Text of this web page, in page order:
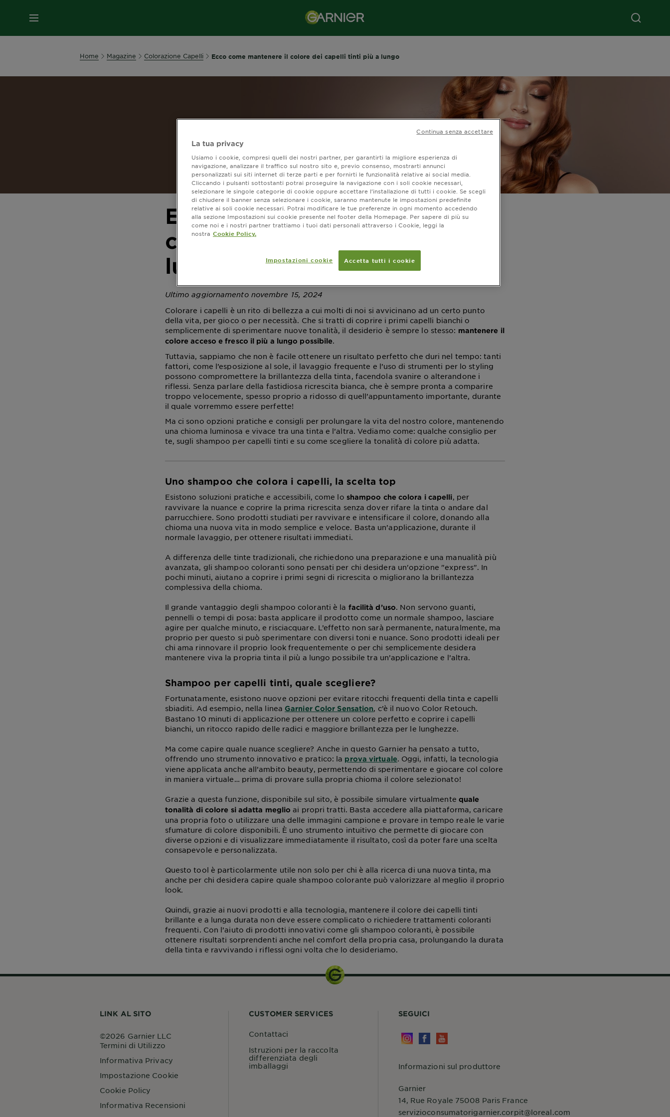
MENU
Home Magazine Colorazione Capelli Ecco come mantenere il colore dei capelli tinti più a lungo
Ecco come mantenere il
colore dei capelli tinti più a
lungo
Ultimo aggiornamento novembre 15, 2024
Colorare i capelli è un rito di bellezza a cui molti di noi si avvicinano ad un certo punto
della vita, per gioco o per necessità. Che si tratti di coprire i primi capelli bianchi o
semplicemente di sperimentare nuove tonalità, il desiderio è sempre lo stesso: mantenere il
colore acceso e fresco il più a lungo possibile.
Tuttavia, sappiamo che non è facile ottenere un risultato perfetto che duri nel tempo: tanti
fattori, come l’esposizione al sole, il lavaggio frequente e l’uso di strumenti per lo styling
possono compromettere la brillantezza della tinta, facendola svanire o alterandone i
riflessi. Senza parlare della fastidiosa ricrescita bianca, che è sempre pronta a comparire
troppo velocemente, spesso proprio a ridosso di quell’appuntamento importante, durante
il quale vorremmo essere perfette!
Ma ci sono opzioni pratiche e consigli per prolungare la vita del nostro colore, mantenendo
una chioma luminosa e vivace tra una tinta e l’altra. Vediamo come: qualche consiglio per
te, sugli shampoo per capelli tinti e su come scegliere la tonalità di colore più adatta.
Uno shampoo che colora i capelli, la scelta top
Esistono soluzioni pratiche e accessibili, come lo shampoo che colora i capelli, per
ravvivare la nuance e coprire la prima ricrescita senza dover rifare la tinta o andare dal
parrucchiere. Sono prodotti studiati per ravvivare e intensificare il colore, donando alla
chioma una nuova vita in modo semplice e veloce. Basta un’applicazione, durante il
normale lavaggio, per ottenere risultati immediati.
A differenza delle tinte tradizionali, che richiedono una preparazione e una manualità più
avanzata, gli shampoo coloranti sono pensati per chi desidera un'opzione "express". In
pochi minuti, aiutano a coprire i primi segni di ricrescita o migliorano la brillantezza
complessiva della chioma.
Il grande vantaggio degli shampoo coloranti è la facilità d’uso. Non servono guanti,
pennelli o tempi di posa: basta applicare il prodotto come un normale shampoo, lasciare
agire per qualche minuto, e risciacquare. L’effetto non sarà permanente, naturalmente, ma
proprio per questo si può sperimentare con diversi toni e nuance. Sono prodotti ideali per
chi ama rinnovare il proprio look frequentemente o per chi semplicemente desidera
mantenere viva la propria tinta il più a lungo possibile tra un’applicazione e l’altra.
Shampoo per capelli tinti, quale scegliere?
Fortunatamente, esistono nuove opzioni per evitare ritocchi frequenti della tinta e capelli
sbiaditi. Ad esempio, nella linea Garnier Color Sensation, c’è il nuovo Color Retouch.
Bastano 10 minuti di applicazione per ottenere un colore perfetto e coprire i capelli
bianchi, un ritocco rapido delle radici e maggiore brillantezza per le lunghezze.
Ma come capire quale nuance scegliere? Anche in questo Garnier ha pensato a tutto,
offrendo uno strumento innovativo e pratico: la prova virtuale. Oggi, infatti, la tecnologia
viene applicata anche all’ambito beauty, permettendo di sperimentare e giocare col colore
in maniera virtuale… prima di provare sulla propria chioma il colore selezionato!
Grazie a questa funzione, disponibile sul sito, è possibile simulare virtualmente quale
tonalità di colore si adatta meglio ai propri tratti. Basta accedere alla piattaforma, caricare
una propria foto o utilizzare una delle immagini campione e provare in tempo reale le varie
sfumature di colore disponibili. È uno strumento intuitivo che permette di giocare con
diverse opzioni e di visualizzare immediatamente il risultato, così da poter fare una scelta
consapevole e personalizzata.
Questo tool è particolarmente utile non solo per chi è alla ricerca di una nuova tinta, ma
anche per chi desidera capire quale shampoo colorante può valorizzare al meglio il proprio
look.
Quindi, grazie ai nuovi prodotti e alla tecnologia, mantenere il colore dei capelli tinti
brillante e a lunga durata non deve essere complicato o richiedere trattamenti coloranti
frequenti. Con l’aiuto di prodotti innovativi come gli shampoo coloranti, è possibile
ottenere risultati sorprendenti anche nel comfort della propria casa, prolungando la durata
della tinta e ravvivando i riflessi ogni volta che lo desideriamo.
LINK AL SITO
Termini di Utilizzo
Informativa Privacy
Impostazione Cookie
Cookie Policy
Informativa Recensioni
©2026 Garnier LLC
CUSTOMER SERVICES
Contattaci
Istruzioni per la raccolta
differenziata degli
imballaggi
SEGUICI
Informazioni sul produttore
Garnier
14, Rue Royale 75008 Paris France
servizioconsumatorigarnier.corpit@loreal.com
La tua privacy
Usiamo i cookie, compresi quelli dei nostri partner, per garantirti la migliore esperienza di
navigazione, analizzare il traffico sul nostro sito e, previo consenso, mostrarti annunci
personalizzati sui siti internet di terze parti e per fornirti le funzionalità relative ai social media.
Cliccando i pulsanti sottostanti potrai proseguire la navigazione con i soli cookie necessari,
selezionare le singole categorie di cookie oppure accettare l’installazione di tutti i cookie. Se scegli
di chiudere il banner senza selezionare i cookie, saranno mantenute le impostazioni predefinite
relative ai soli cookie necessari. Potrai modificare le tue preferenze in ogni momento accedendo
alla sezione Impostazioni sui cookie presente nel footer della Homepage. Per sapere di più su
come noi e i nostri partner trattiamo i tuoi dati personali attraverso i Cookie, leggi la
nostra Cookie Policy.
Impostazioni cookie Accetta tutti i cookie
Continua senza accettare